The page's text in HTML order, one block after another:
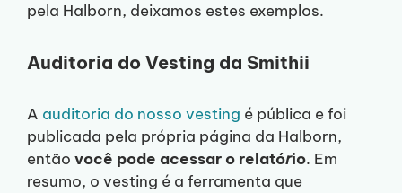
pela Halborn, deixamos estes exemplos.
Auditoria do Vesting da Smithii
A auditoria do nosso vesting é pública e foi
publicada pela própria página da Halborn,
então você pode acessar o relatório. Em
resumo, o vesting é a ferramenta que